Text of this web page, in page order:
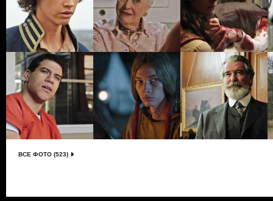
ВСЕ ФОТО (523)